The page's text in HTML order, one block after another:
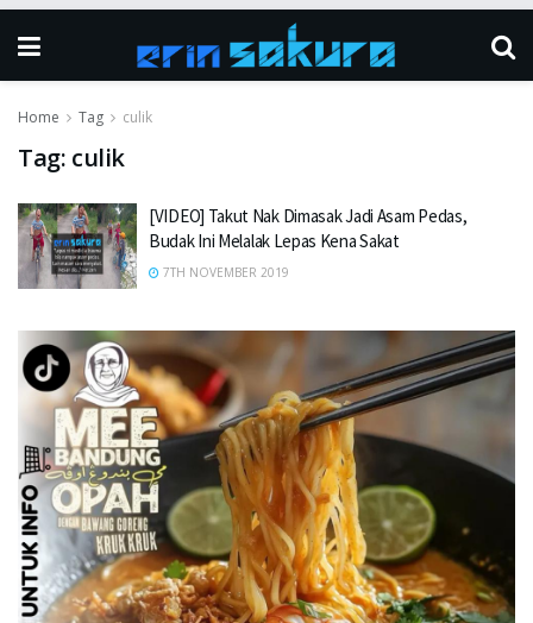
Home Tag culik
Tag: culik
[VIDEO] Takut Nak Dimasak Jadi Asam Pedas,
Budak Ini Melalak Lepas Kena Sakat
7TH NOVEMBER 2019